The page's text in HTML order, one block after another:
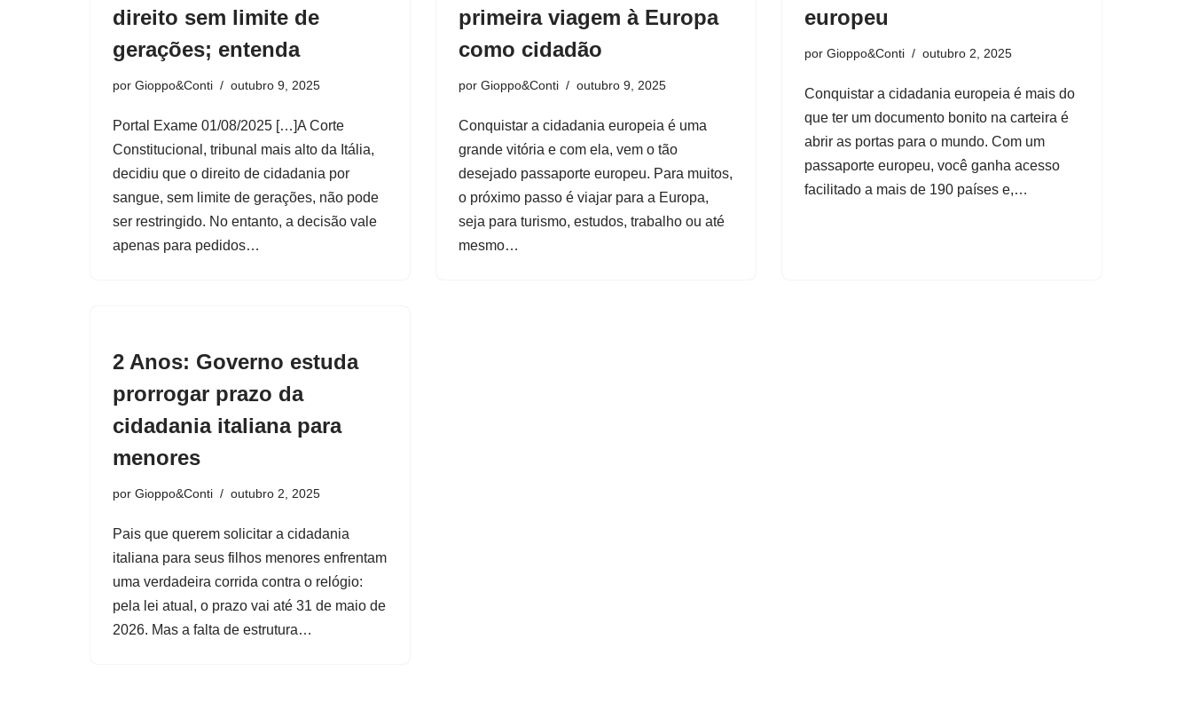
direito sem limite de
gerações; entenda
por Gioppo&Conti outubro 9, 2025
Portal Exame 01/08/2025 […]A Corte
Constitucional, tribunal mais alto da Itália,
decidiu que o direito de cidadania por
sangue, sem limite de gerações, não pode
ser restringido. No entanto, a decisão vale
apenas para pedidos…
primeira viagem à Europa
como cidadão
por Gioppo&Conti outubro 9, 2025
Conquistar a cidadania europeia é uma
grande vitória e com ela, vem o tão
desejado passaporte europeu. Para muitos,
o próximo passo é viajar para a Europa,
seja para turismo, estudos, trabalho ou até
mesmo…
europeu
por Gioppo&Conti outubro 2, 2025
Conquistar a cidadania europeia é mais do
que ter um documento bonito na carteira é
abrir as portas para o mundo. Com um
passaporte europeu, você ganha acesso
facilitado a mais de 190 países e,…
2 Anos: Governo estuda
prorrogar prazo da
cidadania italiana para
menores
por Gioppo&Conti outubro 2, 2025
Pais que querem solicitar a cidadania
italiana para seus filhos menores enfrentam
uma verdadeira corrida contra o relógio:
pela lei atual, o prazo vai até 31 de maio de
2026. Mas a falta de estrutura…